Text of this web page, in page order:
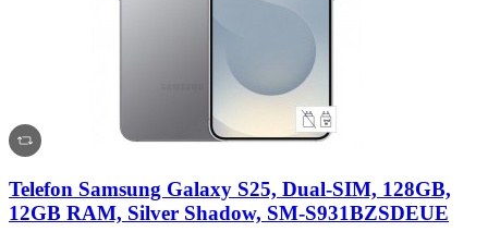
Telefon Samsung Galaxy S25, Dual-SIM, 128GB,
12GB RAM, Silver Shadow, SM-S931BZSDEUE